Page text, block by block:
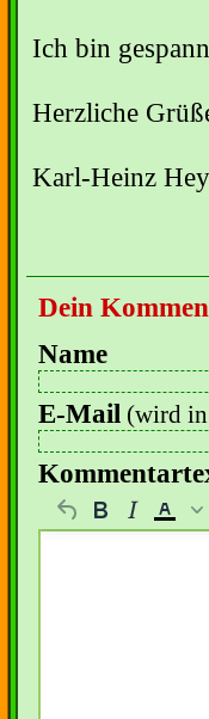
Ich bin
Herzliche
Karl-Heinz
Dein
Name
E-Mail (wird in